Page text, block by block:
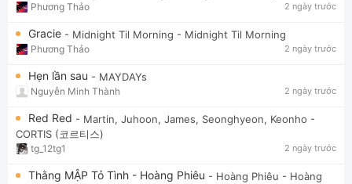
Phương Thảo 2 ngày trước
Gracie - Midnight Til Morning - Midnight Til Morning
Phương Thảo 2 ngày trước
Hẹn lần sau - MAYDAYs
Nguyễn Minh Thành 2 ngày trước
Red Red - Martin, Juhoon, James, Seonghyeon, Keonho -
CORTIS (코르티스)
tg_12tg1 2 ngày trước
Thằng MẬP Tỏ Tình - Hoàng Phiêu - Hoàng Phiêu - Hoàng